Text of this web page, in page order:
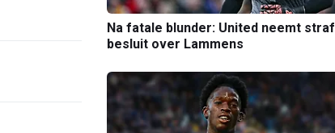
Na fatale blunder: United neemt straf
besluit over Lammens